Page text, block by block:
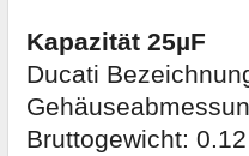
Kapazität 25µF
Ducati
Bruttogewicht: